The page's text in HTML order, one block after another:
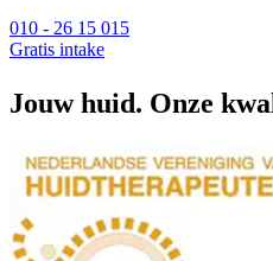
010 - 26 15 015
Gratis intake
Jouw huid. Onze